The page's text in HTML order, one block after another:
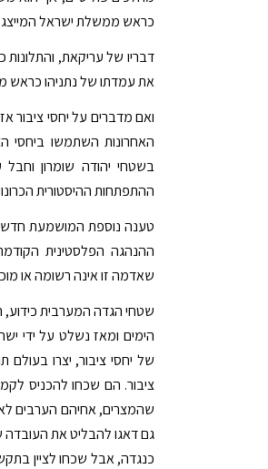
כראש ממשלת ישראל
דבריו של עריקאת, והתלונות
את עמדתו של נתניהו כראש
האחרונות השתמשו ביחסי
בשטחי יהודה שומרון
ההתפתחות ההיסטורית
טענה נוספת המושמעת
ההנהגה הפלסטינית
שאדמה זו אינה רשומה או
שטחי הגדה המערבית
הימים ומאז נשלט על ידי
של יחסי ציבור, יצרו
ציבור. הם שכחו להכניס
שהמצרים, אחיהם הערבים
גם דאגו להבליט את
כנגדה, אבל שכחו לציין